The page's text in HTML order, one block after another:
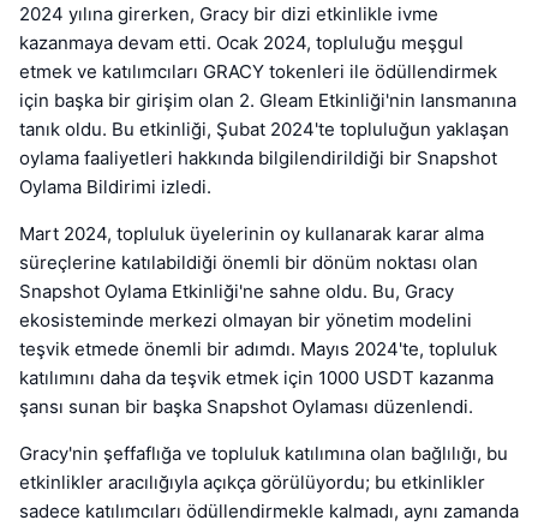
2024 yılına girerken, Gracy bir dizi etkinlikle ivme
kazanmaya devam etti. Ocak 2024, topluluğu meşgul
etmek ve katılımcıları GRACY tokenleri ile ödüllendirmek
için başka bir girişim olan 2. Gleam Etkinliği'nin lansmanına
tanık oldu. Bu etkinliği, Şubat 2024'te topluluğun yaklaşan
oylama faaliyetleri hakkında bilgilendirildiği bir Snapshot
Oylama Bildirimi izledi.
Mart 2024, topluluk üyelerinin oy kullanarak karar alma
süreçlerine katılabildiği önemli bir dönüm noktası olan
Snapshot Oylama Etkinliği'ne sahne oldu. Bu, Gracy
ekosisteminde merkezi olmayan bir yönetim modelini
teşvik etmede önemli bir adımdı. Mayıs 2024'te, topluluk
katılımını daha da teşvik etmek için 1000 USDT kazanma
şansı sunan bir başka Snapshot Oylaması düzenlendi.
Gracy'nin şeffaflığa ve topluluk katılımına olan bağlılığı, bu
etkinlikler aracılığıyla açıkça görülüyordu; bu etkinlikler
sadece katılımcıları ödüllendirmekle kalmadı, aynı zamanda